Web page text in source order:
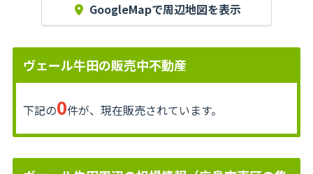
GoogleMapで周辺地図を表示
ヴェール牛田の販売中不動産
下記の0件が、現在販売されています。